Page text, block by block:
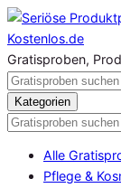
Zum
Inhalt
springen
Gratisproben,
Gratisproben
durchsuchen
Kategorien
Gratisproben
Alle
Pflege &